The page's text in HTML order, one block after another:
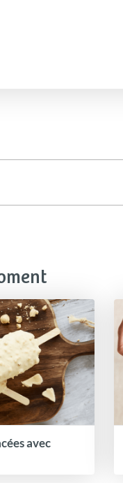
avec